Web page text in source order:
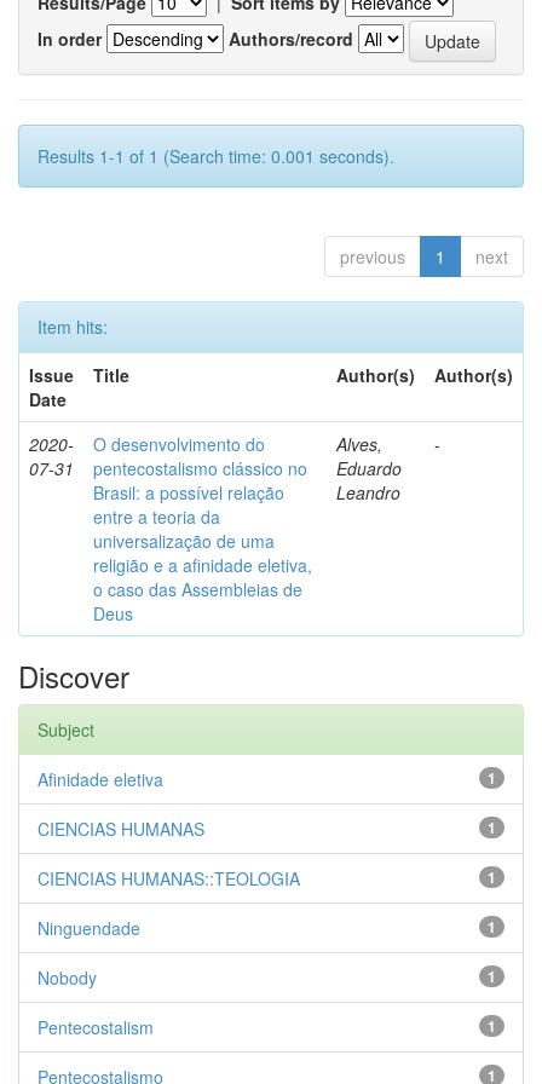
In order
Authors/record
Results 1-1 of 1 (Search time: 0.001 seconds).
previous 1 next
Item hits:
Issue
Date
Title Author(s) Author(s)
2020-
07-31
O desenvolvimento do
pentecostalismo clássico no
Brasil: a possível relação
entre a teoria da
universalização de uma
religião e a afinidade eletiva,
o caso das Assembleias de
Deus
Alves,
Eduardo
Leandro
-
Discover
Subject
1
Afinidade eletiva
1
CIENCIAS HUMANAS
1
CIENCIAS HUMANAS::TEOLOGIA
1
Ninguendade
1
Nobody
1
Pentecostalism
1
Pentecostalismo